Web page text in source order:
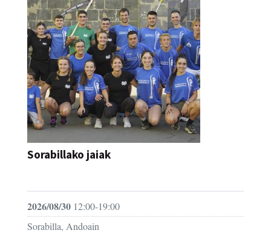
Sorabillako jaiak
2026/08/30 12:00-19:00
Sorabilla, Andoain